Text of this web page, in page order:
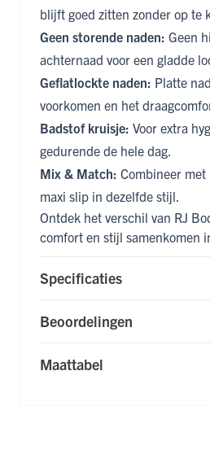
blijft goed zitten zonder op te
Geen storende naden: Geen
achternaad voor een gladde
Geflatlockte naden: Platte
voorkomen en het
Badstof kruisje: Voor extra
gedurende de hele dag.
Mix & Match: Combineer
maxi slip in dezelfde stijl.
Ontdek het verschil van RJ
comfort en stijl samenkomen
Specificaties
Beoordelingen
Maattabel